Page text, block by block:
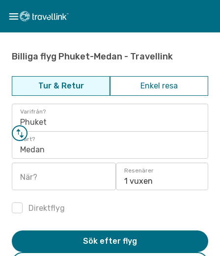
Billiga flyg Phuket-Medan - Travellink
Tur & Retur Enkel resa
Varifrån?
Phuket
Vart?
Medan
När?
Resenärer
1 vuxen
Direktflyg
Sök efter flyg